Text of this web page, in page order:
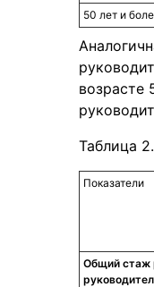
50 лет и
возрасте
Таблица
Показатели
Общий стаж